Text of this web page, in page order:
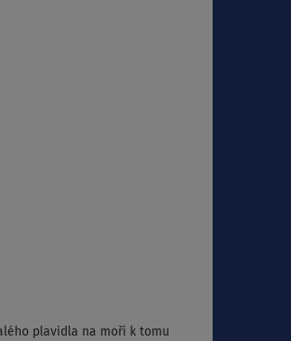
plavidla na moři k tomu